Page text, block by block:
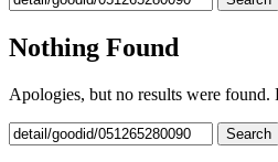
Nothing Found
Apologies, but no results were found.
Search